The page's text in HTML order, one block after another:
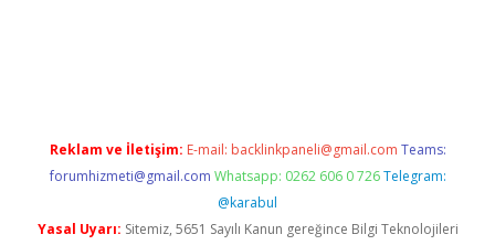
Reklam ve İletişim: E-mail: backlinkpaneli@gmail.com Teams:
forumhizmeti@gmail.com Whatsapp: 0262 606 0 726 Telegram:
@karabul
Yasal Uyarı: Sitemiz, 5651 Sayılı Kanun gereğince Bilgi Teknolojileri